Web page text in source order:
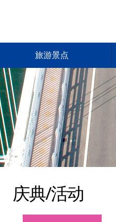
旅游景点
庆典/活动